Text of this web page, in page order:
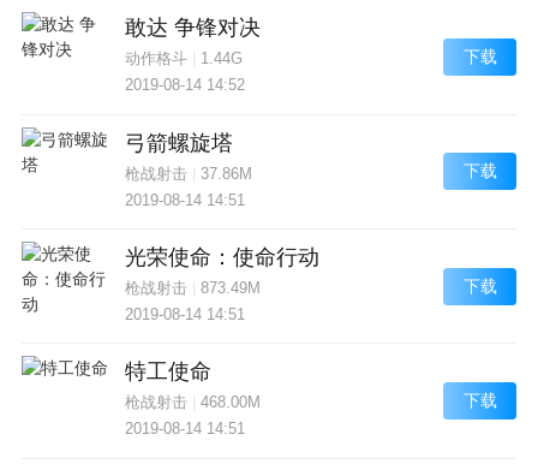
敢达 争锋对决
动作格斗| 1.44G
2019-08-14 14:52
下载
弓箭螺旋塔
枪战射击
37.86M
2019-08-14 14:51
下载
光荣使命：使命行动
枪战射击
873.49M
2019-08-14 14:51
下载
特工使命
枪战射击
468.00M
2019-08-14 14:51
下载